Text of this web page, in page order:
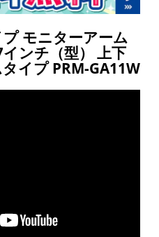
モニターアーム
ンチ（型） 上下
イプ PRM-GA11W